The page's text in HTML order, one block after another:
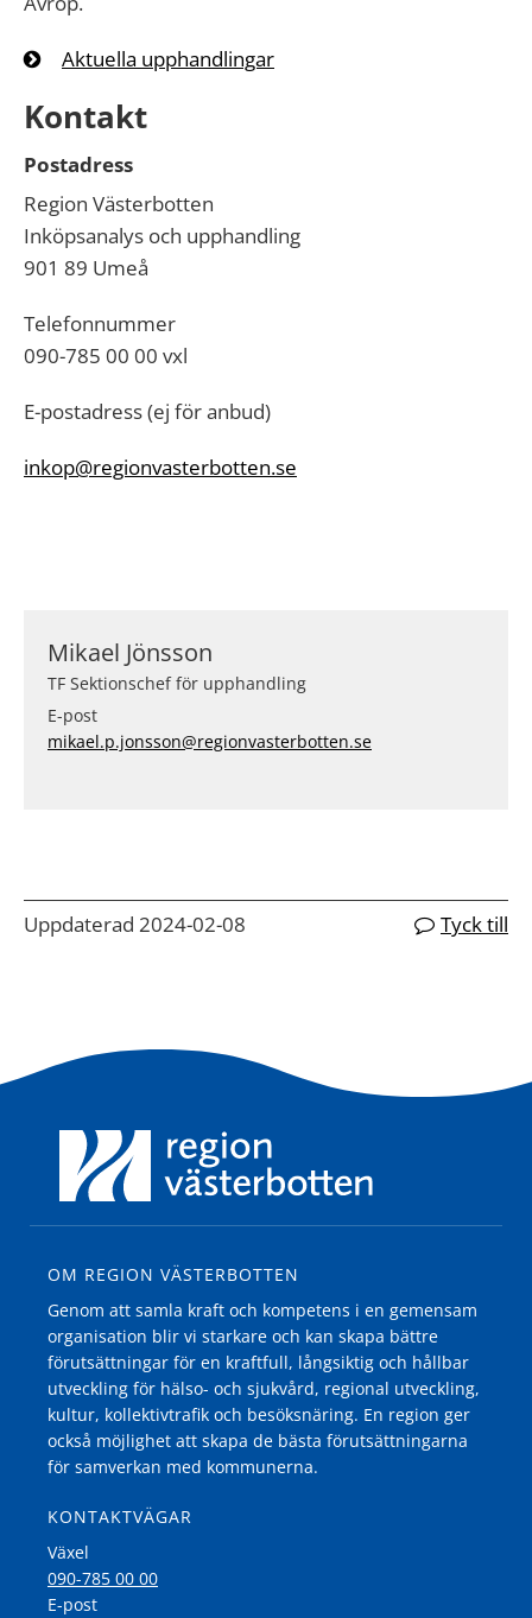
Aktuella upphandlingar
Kontakt
Postadress
Region Västerbotten
Inköpsanalys och upphandling
901 89 Umeå
Telefonnummer
090-785 00 00 vxl
E-postadress (ej för anbud)
inkop@regionvasterbotten.se
Mikael Jönsson
TF Sektionschef för upphandling
E-post
mikael.p.jonsson@regionvasterbotten.se
Uppdaterad 2024-02-08 Tyck till
OM REGION VÄSTERBOTTEN
Genom att samla kraft och kompetens i en gemensam
organisation blir vi starkare och kan skapa bättre
förutsättningar för en kraftfull, långsiktig och hållbar
utveckling för hälso- och sjukvård, regional utveckling,
kultur, kollektivtrafik och besöksnäring. En region ger
också möjlighet att skapa de bästa förutsättningarna
för samverkan med kommunerna.
KONTAKTVÄGAR
Växel
090-785 00 00
E-post